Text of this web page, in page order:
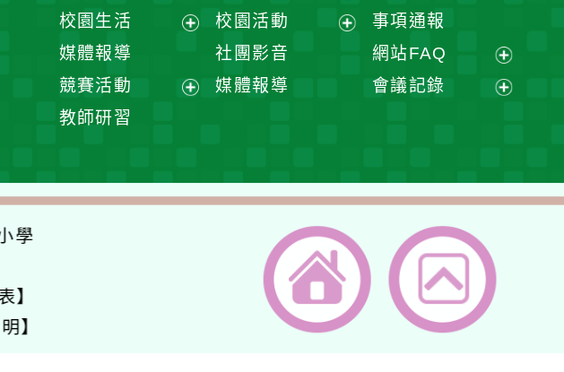
單
選
校園生活
選
媒體報導
競賽活動
單
教師研習
展
校園活動
社團影音
媒體報導
事項通報
網站FAQ
展
開
會議記錄
單
學
】
】